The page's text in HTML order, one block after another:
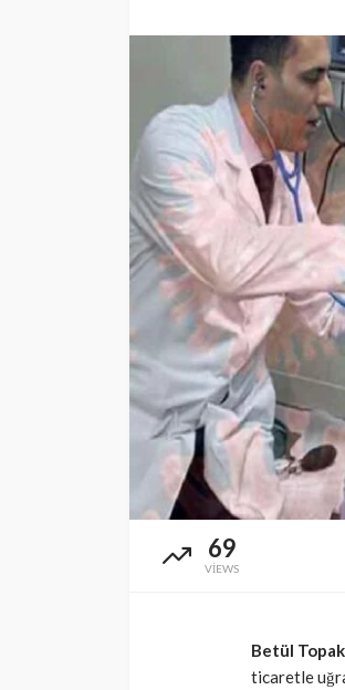
69
VIEWS
Betül
ticaretle
SAĞLIK